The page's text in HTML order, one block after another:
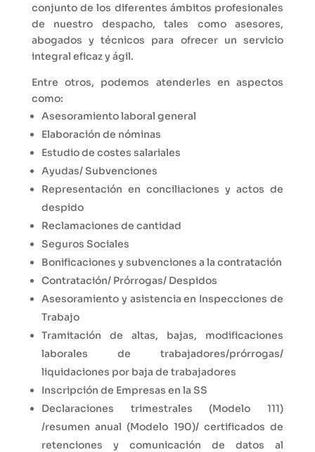
conjunto de los diferentes ámbitos profesionales
de nuestro despacho, tales como asesores,
abogados y técnicos para ofrecer un servicio
integral eficaz y ágil.
Entre otros, podemos atenderles en aspectos
como:
Asesoramiento laboral general
Elaboración de nóminas
Estudio de costes salariales
Ayudas/ Subvenciones
Representación en conciliaciones y actos de
despido
Reclamaciones de cantidad
Seguros Sociales
Bonificaciones y subvenciones a la contratación
Contratación/ Prórrogas/ Despidos
Asesoramiento y asistencia en Inspecciones de
Trabajo
Tramitación de altas, bajas, modificaciones
laborales de trabajadores/prórrogas/
liquidaciones por baja de trabajadores
Inscripción de Empresas en la SS
Declaraciones trimestrales (Modelo 111)
/resumen anual (Modelo 190)/ certificados de
retenciones y comunicación de datos al